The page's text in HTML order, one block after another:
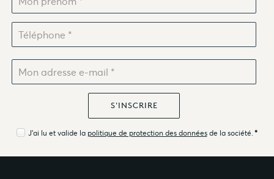
J'ai lu et valide la politique de protection des donnéesde la société. *